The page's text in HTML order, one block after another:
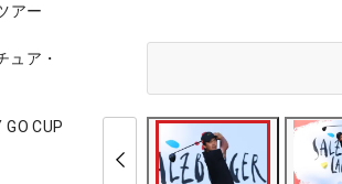
アー
ュア・
GO CUP